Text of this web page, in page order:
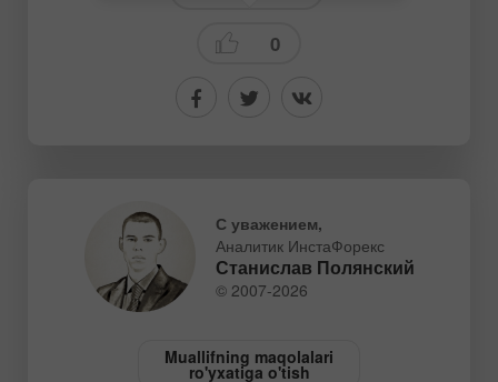
0
С уважением,
Аналитик ИнстаФорекс
Станислав Полянский
© 2007-2026
Muallifning maqolalari
ro'yxatiga o'tish